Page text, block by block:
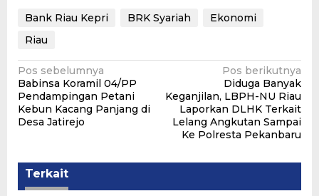
Bank Riau Kepri BRK Syariah
Ekonomi
Riau
Navigasi
pos
Pos sebelumnya
Babinsa Koramil 04/PP
Pendampingan Petani
Kebun Kacang Panjang di
Desa Jatirejo
Pos berikutnya
Diduga Banyak
Keganjilan, LBPH-NU Riau
Laporkan DLHK Terkait
Lelang Angkutan Sampai
Ke Polresta Pekanbaru
Terkait